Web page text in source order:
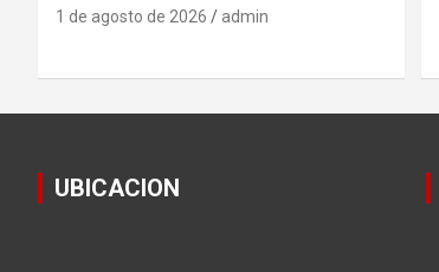
1 de agosto de 2026 admin
UBICACION